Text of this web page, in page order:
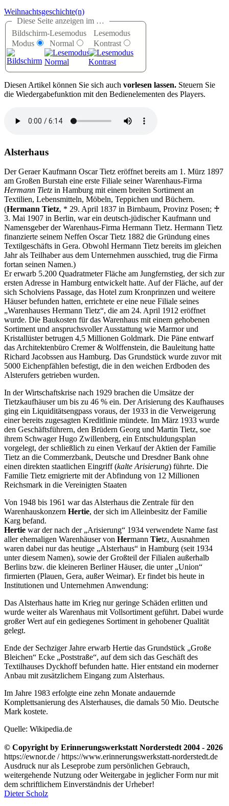
Weihnachtsgeschichte(n)
Diese Seite anzeigen im …
Bildschirm-
Modus
Lesemodus
Normal
Lesemodus
Kontrast
Diesen Artikel können Sie sich auch vorlesen lassen. Steuern Sie
die Wiedergabefunktion mit den Bedienelementen des Players.
Alsterhaus
Der Geraer Kaufmann Oscar Tietz eröffnet bereits am 1. Mürz 1897
am Großen Burstah eine erste Filiale seiner Warenhaus-Firma
Hermann Tietz in Hamburg mit einem breiten Sortiment an
Textilien, Lebensmitteln, Möbeln, Teppichen und Büchern.
(Hermann Tietz, * 29. April 1837 in Birnbaum, Provinz Posen; ♰
3. Mai 1907 in Berlin, war ein deutsch-jüdischer Kaufmann und
Namensgeber der Warenhaus-Firma Hermann Tietz. Hermann Tietz
finanzierte seinem Neffen Oscar Tietz 1882 die Gründung eines
Textilgeschäfts in Gera. Obwohl Hermann Tietz bereits im gleichen
Jahr als Teilhaber aus dem Unternehmen ausschied, trug die Firma
fortan seinen Namen.)
Er erwarb 5.200 Quadratmeter Fläche am Jungfernstieg, der sich zur
ersten Adresse in Hamburg entwickelt hatte. Auf der Fläche, auf der
sich Scholviens Passage, das Hotel zum Kronprinzen und weitere
Häuser befunden hatten, errichtete er eine neue Filiale seines
Warenhauses Hermann Tietz , die am 24. April 1912 eröffnet
wurde. Die Baukosten für das Warenhaus mit einem gehobenen
Sortiment und anspruchsvoller Ausstattung wie Marmor und
Kristallüster betrugen 4,5 Millionen Goldmark. Die Päne entwarf
das Architektenbüro Cremer & Wolffenstein, die Bauleitung hatte
Richard Jacobssen aus Hamburg. Das Grundstück wurde zuvor mit
5000 Eichenpfählen befestigt, die in den weichen Erdboden des
Alsterufers getrieben wurden.
In der Wirtschaftskrise nach 1929 brachen die Umsätze der
Tietzkaufhäuser um bis zu 46 % ein. Der Arisierung des Kaufhauses
ging ein Liquiditätsengpass voraus, der 1933 in die Verweigerung
einer bereits zugesagten Kreditlinie mündete. Im März 1933 wurde
den Geschäftsführern, den Brüdern Georg und Martin Tietz, soe
ihrem Schwager Hugo Zwillenberg, ein Entschuldungsplan
vorgelegt, der schließlich zu einen Verkauf der Aktien der Familie
Tietz an die Commerzbank, Deutsche und Dresdner Bank ohne
einen direkten staatlichen Eingriff (kalte Arisierung) führte. Die
Familie Tietz emigrierte mit der Abfindung von 12 Millionen
Reichsmark in die Vereinigten Staaten
Von 1948 bis 1961 war das Alsterhaus die Zentrale für den
Warenhauskonzern Hertie, der sich im Alleinbesitz der Familie
Karg befand.
Hertie war der nach der Arisierung
1934 verwendete Name fast
aller ehemaligen Warenhäuser von Hermann Tietz, Ausnahmen
waren dabei nur das heutige
Alsterhaus
in Hamburg (seit 1934
unter diesem Namen), sowie der Großteil der Filialen außerhalb
Berlins bzw. die kleineren Berliner Häuser, die unter Union
firmierten (Plauen, Gera, außer Weimar). Er findet bis heute in
Institutionen und Unternehmen Anwendung:
Das Alsterhaus hatte im Krieg nur geringe Schäden erlitten und
wurde weiter als Warenhaus mit Vollsortiment geführt. Dabei wurde
großer Wert auf ein gediegenes Sortiment in gehobener Qualität
gelegt.
Ende der Sechziger Jahre erwarb Hertie das Grundstück
Große
Bleichen
Ecke Poststraße , auf dem sich das Geschäft des
Textilhauses Dyckhoff befunden hatte. Hier entstand ein moderner
Anbau mit zusätzlichem Eingang zum Alsterhaus.
Im Jahre 1983 erfolgte eine zehn Monate andauernde
Komplettsanierung des Alsterhauses, die damals 50 Mio. Deutsche
Mark kostete.
Quelle: Wikipedia.de
© Copyright by Erinnerungswerkstatt Norderstedt 2004 - 2026
https://ewnor.de / https://www.erinnerungswerkstatt-norderstedt.de
Ausdruck nur als Leseprobe zum persönlichen Gebrauch,
weitergehende Nutzung oder Weitergabe in jeglicher Form nur mit
dem schriftlichem Einverständnis der Urheber!
Dieter Scholz